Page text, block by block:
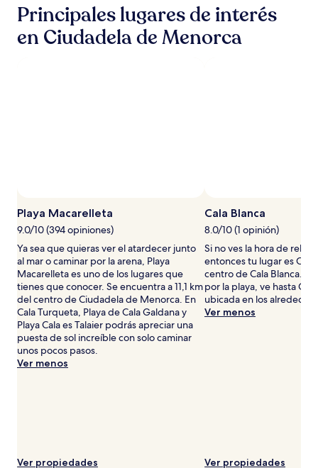
24
horas,
con
la
disponibilidad
sujetos
a
cambios.
Aplican
términos
adicionales.
Principales lugares de interés
en Ciudadela de Menorca
de
uso
libre
por
João
Brandão
Rodrigues
Playa Macarelleta
9.0/10 (394 opiniones)
Ya sea que quieras ver el atardecer junto
al mar o caminar por la arena, Playa
Macarelleta es uno de los lugares que
tienes que conocer. Se encuentra a 11,1 km
del centro de Ciudadela de Menorca. En
Cala Turqueta, Playa de Cala Galdana y
Playa Cala es Talaier podrás apreciar una
puesta de sol increíble con solo caminar
unos pocos pasos.
Ver menos
Ver propiedades
Cala Blanca
8.0/10 (1 opinión)
Si no ves la hora de
entonces tu lugar es Cala
centro de Cala Blanca. Si
por la playa, ve hasta
ubicada en los
Ver menos
Ver propiedades